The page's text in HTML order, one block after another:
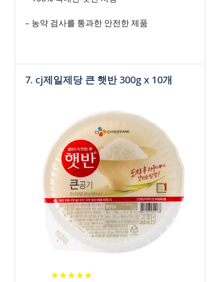
– 농약 검사를 통과한 안전한 제품
7. cj제일제당 큰 햇반 300g x 10개
★★★★★
★★★★★